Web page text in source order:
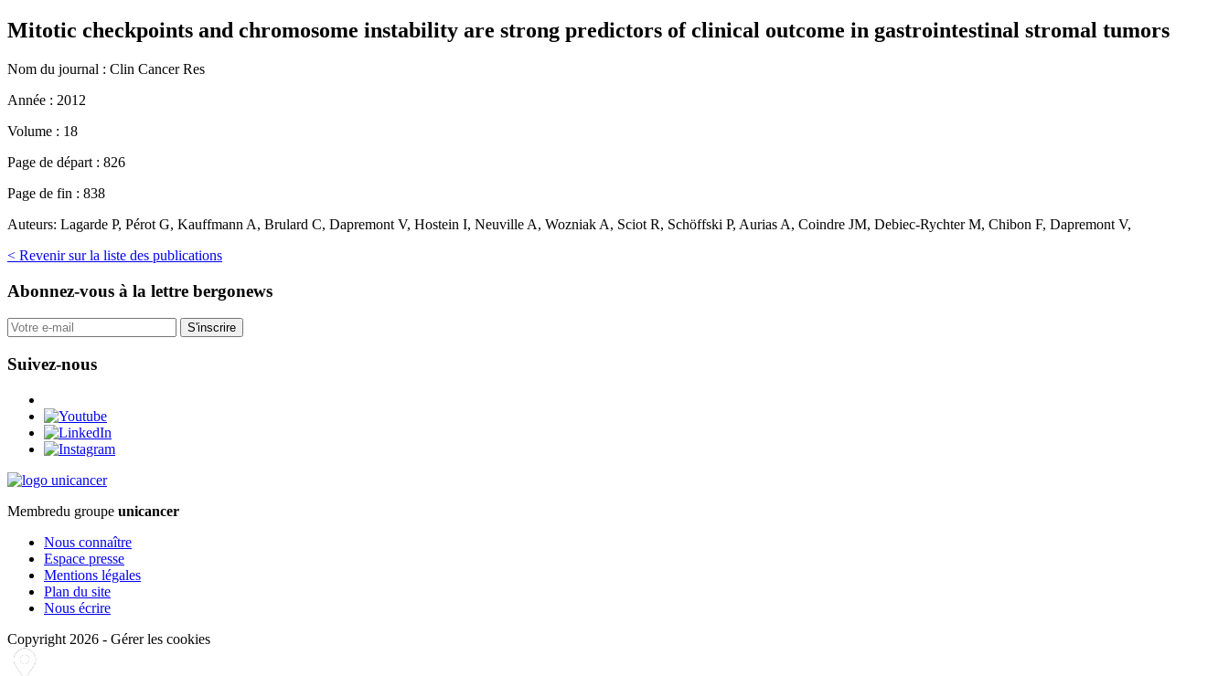
Mitotic checkpoints and chromosome instability are strong predictors of clinical outcome in gastrointestinal stromal tumors
Nom du journal : Clin Cancer Res
Année : 2012
Volume : 18
Page de départ : 826
Page de fin : 838
Auteurs: Lagarde P, Pérot G, Kauffmann A, Brulard C, Dapremont V, Hostein I, Neuville A, Wozniak A, Sciot R, Schöffski P, Aurias A, Coindre JM, Debiec-Rychter M, Chibon F, Dapremont V,
< Revenir sur la liste des publications
Abonnez-vous à la lettre bergonews
S'inscrire
Suivez-nous
Membredu groupe unicancer
Nous connaître
Espace presse
Mentions légales
Plan du site
Nous écrire
Copyright 2026 - Gérer les cookies